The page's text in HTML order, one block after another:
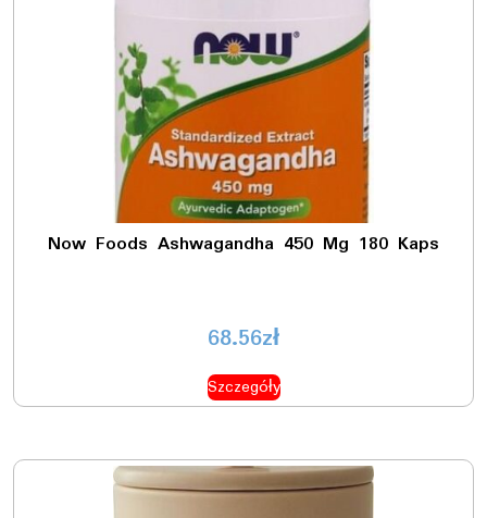
Now Foods Ashwagandha 450 Mg 180 Kaps
68.56zł
Szczegóły